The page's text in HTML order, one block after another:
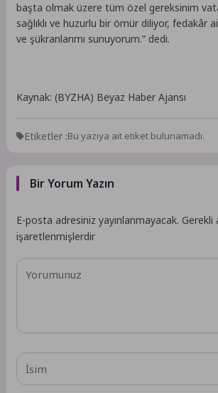
başta olmak üzere tüm özel gereksinim
sağlıklı ve huzurlu bir ömür diliyor, fedakâr
ve şükranlarımı sunuyorum.” dedi.
Kaynak: (BYZHA) Beyaz Haber Ajansı
Etiketler :Bu yazıya ait etiket bulunamadı.
Bir Yorum Yazın
E-posta adresiniz yayınlanmayacak.
işaretlenmişlerdir